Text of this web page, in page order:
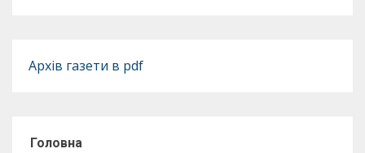
Архів газети в pdf
Головна